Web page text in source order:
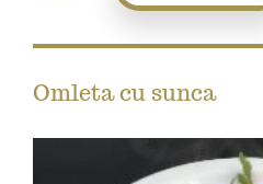
Omleta cu sunca